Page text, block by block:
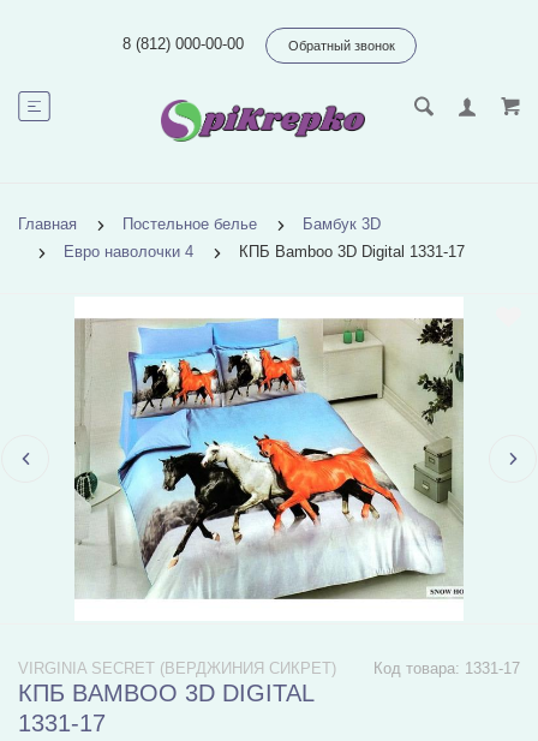
8 (812) 000-00-00 Обратный звонок
Главная Постельное белье
Бамбук 3D
Евро наволочки 4
КПБ Bamboo 3D Digital 1331-17
Код товара: 1331-17
VIRGINIA SECRET (ВЕРДЖИНИЯ СИКРЕТ)
КПБ BAMBOO 3D DIGITAL
1331-17